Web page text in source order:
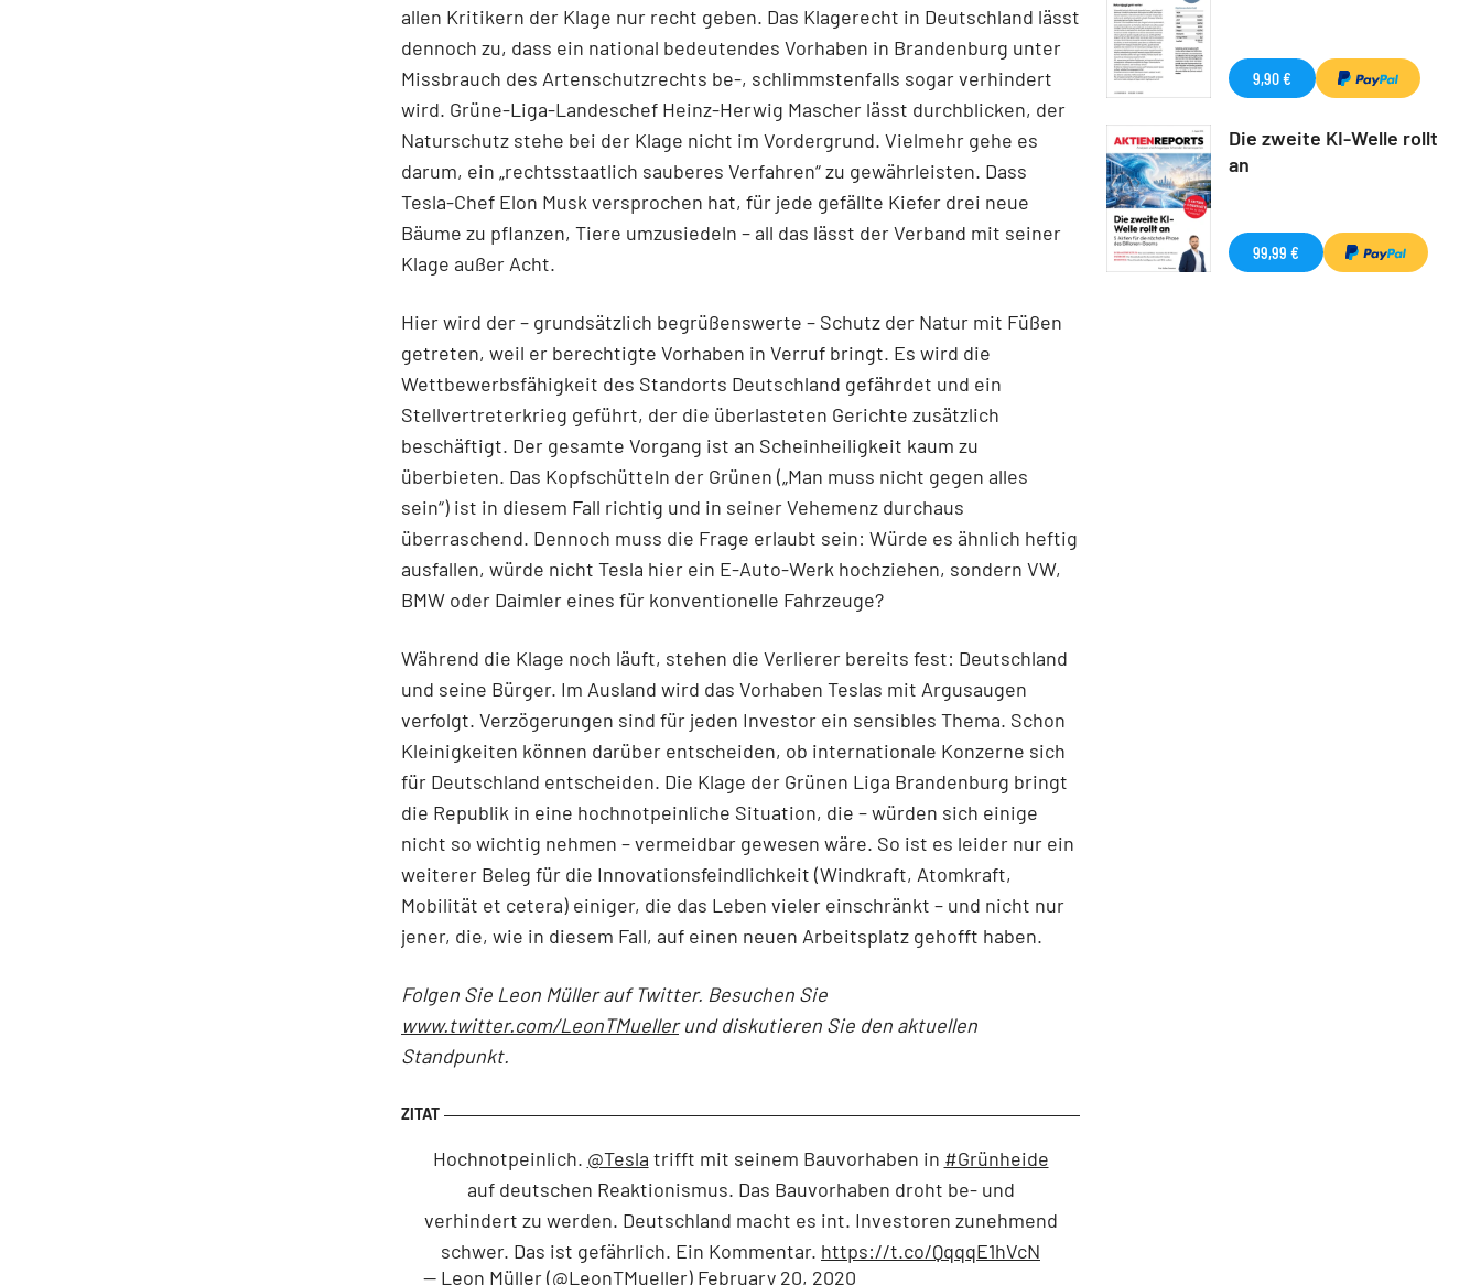
allen Kritikern der Klage nur recht geben. Das Klagerecht in Deutschland lässt
dennoch zu, dass ein national bedeutendes Vorhaben in Brandenburg unter
Missbrauch des Artenschutzrechts be-, schlimmstenfalls sogar verhindert
wird. Grüne-Liga-Landeschef Heinz-Herwig Mascher lässt durchblicken, der
Naturschutz stehe bei der Klage nicht im Vordergrund. Vielmehr gehe es
darum, ein „rechtsstaatlich sauberes Verfahren“ zu gewährleisten. Dass
Tesla-Chef Elon Musk versprochen hat, für jede gefällte Kiefer drei neue
Bäume zu pflanzen, Tiere umzusiedeln – all das lässt der Verband mit seiner
Klage außer Acht.
Hier wird der – grundsätzlich begrüßenswerte – Schutz der Natur mit Füßen
getreten, weil er berechtigte Vorhaben in Verruf bringt. Es wird die
Wettbewerbsfähigkeit des Standorts Deutschland gefährdet und ein
Stellvertreterkrieg geführt, der die überlasteten Gerichte zusätzlich
beschäftigt. Der gesamte Vorgang ist an Scheinheiligkeit kaum zu
überbieten. Das Kopfschütteln der Grünen („Man muss nicht gegen alles
sein“) ist in diesem Fall richtig und in seiner Vehemenz durchaus
überraschend. Dennoch muss die Frage erlaubt sein: Würde es ähnlich heftig
ausfallen, würde nicht Tesla hier ein E-Auto-Werk hochziehen, sondern VW,
BMW oder Daimler eines für konventionelle Fahrzeuge?
Während die Klage noch läuft, stehen die Verlierer bereits fest: Deutschland
und seine Bürger. Im Ausland wird das Vorhaben Teslas mit Argusaugen
verfolgt. Verzögerungen sind für jeden Investor ein sensibles Thema. Schon
Kleinigkeiten können darüber entscheiden, ob internationale Konzerne sich
für Deutschland entscheiden. Die Klage der Grünen Liga Brandenburg bringt
die Republik in eine hochnotpeinliche Situation, die – würden sich einige
nicht so wichtig nehmen – vermeidbar gewesen wäre. So ist es leider nur ein
weiterer Beleg für die Innovationsfeindlichkeit (Windkraft, Atomkraft,
Mobilität et cetera) einiger, die das Leben vieler einschränkt – und nicht nur
jener, die, wie in diesem Fall, auf einen neuen Arbeitsplatz gehofft haben.
Folgen Sie Leon Müller auf Twitter. Besuchen Sie
www.twitter.com/LeonTMuellerund diskutieren Sie den aktuellen
Standpunkt.
Hochnotpeinlich. @Tesla trifft mit seinem Bauvorhaben in #Grünheide
auf deutschen Reaktionismus. Das Bauvorhaben droht be- und
verhindert zu werden. Deutschland macht es int. Investoren zunehmend
schwer. Das ist gefährlich. Ein Kommentar. https://t.co/QqqqE1hVcN
— Leon Müller (@LeonTMueller) February 20, 2020
9,90 €
Die zweite KI-Welle rollt
an
99,99 €